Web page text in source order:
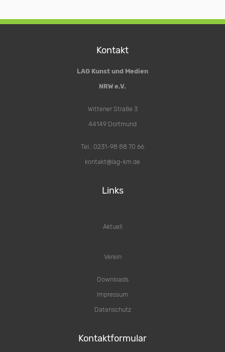
Kontakt
LAG Kunst und Medien
NRW e.V.
Wittener Straße 3
44149 Dortmund
Tel.: 0231-98 88 70 66
kontakt@lag-km.de
Links
Aktuell
Verein
Downloads
Impressum
Datenschutz
Kontaktformular